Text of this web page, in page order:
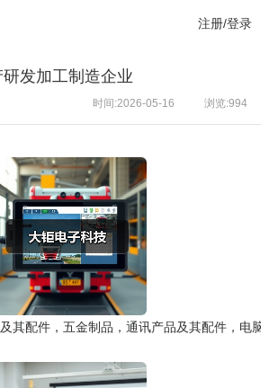
注册/登录
发加工制造企业
浏览:994
时间:2026-05-16
其配件，五金制品，通讯产品及其配件，电